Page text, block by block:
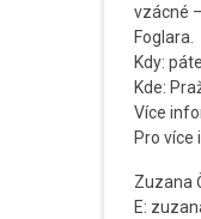
vzácné
Foglara.
Kdy:
Kde:
Více
Pro
Zuzana
E: